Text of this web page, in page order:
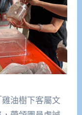
油樹下客屬文